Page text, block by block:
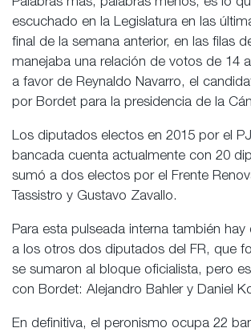
escuchado en la Legislatura en las
final de la semana anterior, en las filas
manejaba una relación de votos de 14
a favor de Reynaldo Navarro, el
por Bordet para la presidencia de la
Los diputados electos en 2015 por el
bancada cuenta actualmente con 20
sumó a dos electos por el Frente
Tassistro y Gustavo Zavallo.
Para esta pulseada interna también hay
a los otros dos diputados del FR, que
se sumaron al bloque oficialista, pero
con Bordet: Alejandro Bahler y Daniel
En definitiva, el peronismo ocupa 22